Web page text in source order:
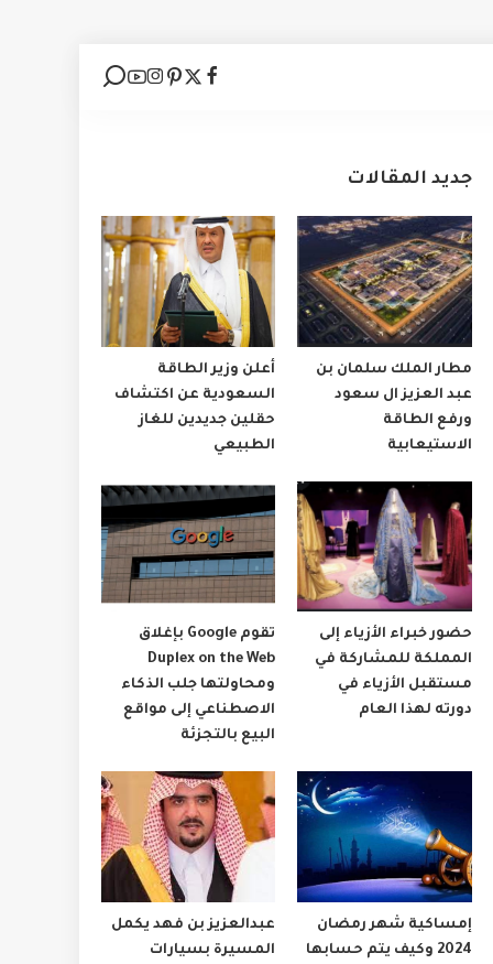
جديد المقالات
مطار الملك سلمان بن
عبد العزيز ال سعود
ورفع الطاقة
الاستيعابية
أعلن وزير الطاقة
السعودية عن اكتشاف
حقلين جديدين للغاز
الطبيعي
حضور خبراء الأزياء إلى
المملكة للمشاركة في
مستقبل الأزياء في
دورته لهذا العام
تقوم Google بإغلاق
Duplex on the Web
ومحاولتها جلب الذكاء
الاصطناعي إلى مواقع
البيع بالتجزئة
إمساكية شهر رمضان
2024 وكيف يتم حسابها
عبدالعزيز بن فهد يكمل
المسيرة بسيارات